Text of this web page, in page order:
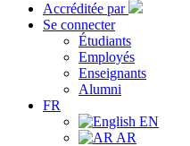
Accréditée par
Se connecter
Étudiants
Employés
Enseignants
Alumni
FR
EN
AR